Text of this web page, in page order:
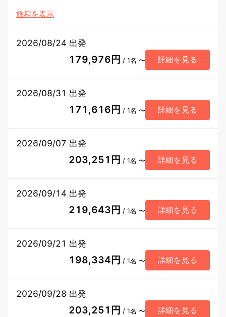
旅程を表示
2026/08/24 出発
179,976円 / 1名 〜 詳細を見る
2026/08/31 出発
171,616円 / 1名 〜 詳細を見る
2026/09/07 出発
203,251円 / 1名 〜 詳細を見る
2026/09/14 出発
219,643円 / 1名 〜 詳細を見る
2026/09/21 出発
198,334円 / 1名 〜 詳細を見る
2026/09/28 出発
203,251円 / 1名 〜 詳細を見る